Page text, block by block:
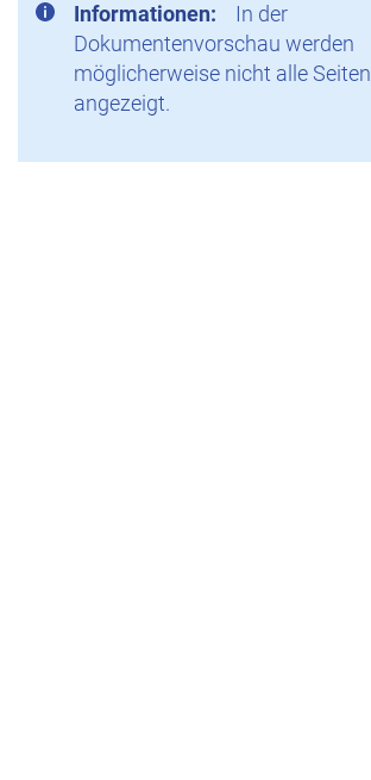
Informationen:
In der
Dokumentenvorschau werden
möglicherweise nicht alle Seiten
angezeigt.